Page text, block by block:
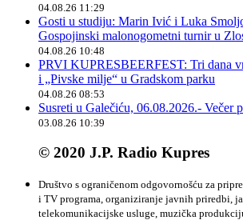
04.08.26 11:29
Gosti u studiju: Marin Ivić i Luka
Gospojinski malonogometni turnir u
04.08.26 10:48
PRVI KUPRESBEERFEST: Tri dana
i „Pivske milje“ u Gradskom parku
04.08.26 08:53
Susreti u Galečiću, 06.08.2026.- Večer
03.08.26 10:39
© 2020 J.P. Radio Kupres
Društvo s ograničenom odgovornošću za
i TV programa, organiziranje javnih priredbi,
telekomunikacijske usluge, muzička